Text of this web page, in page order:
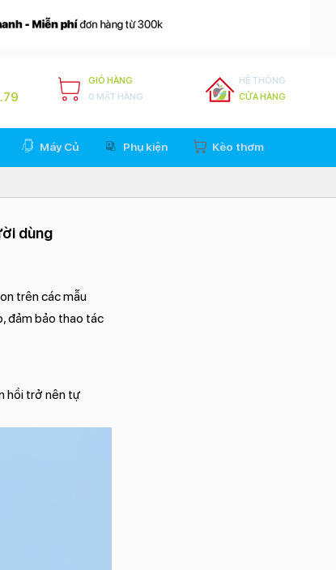
GIỎ HÀNG
0 MẶT HÀNG
HỆ THỐNG
CỬA HÀNG
Máy Củ Phụ kiện Kèo thơm
dùng
trên các mẫu
đảm bảo thao tác
hồi trở nên tự